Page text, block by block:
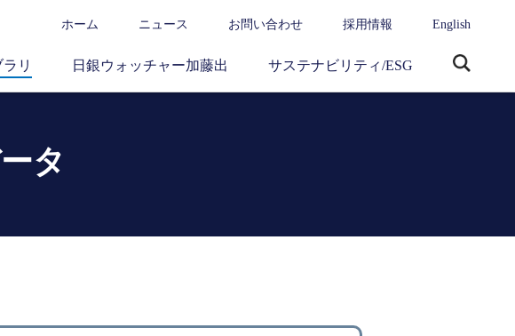
ホーム ニュース お問い合わせ 採用情報 English
リ 日銀ウォッチャー加藤出 サステナビリティ/ESG
タ